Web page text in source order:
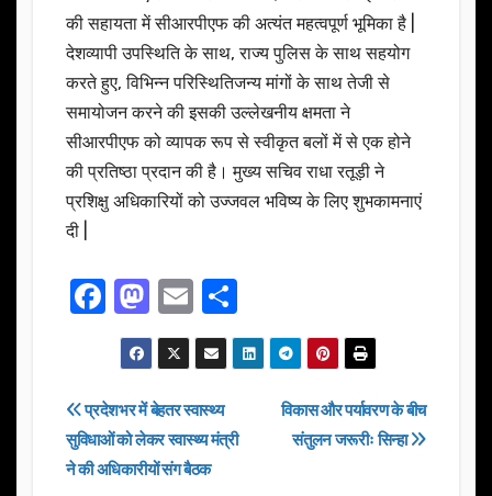
की सहायता में सीआरपीएफ की अत्यंत महत्वपूर्ण भूमिका है |
देशव्यापी उपस्थिति के साथ, राज्य पुलिस के साथ सहयोग
करते हुए, विभिन्न परिस्थितिजन्य मांगों के साथ तेजी से
समायोजन करने की इसकी उल्लेखनीय क्षमता ने
सीआरपीएफ को व्यापक रूप से स्वीकृत बलों में से एक होने
की प्रतिष्ठा प्रदान की है। मुख्य सचिव राधा रतूड़ी ने
प्रशिक्षु अधिकारियों को उज्जवल भविष्य के लिए शुभकामनाएं
दी |
F
a
c
e
b
o
M
a
st
o
d
o
E
m
ail
h
ar
Post
navigation
विकास और पर्यावरण के बीच
संतुलन जरूरीः सिन्हा
प्रदेशभर में बेहतर स्वास्थ्य
सुविधाओं को लेकर स्वास्थ्य मंत्री
ने की अधिकारीयों संग बैठक